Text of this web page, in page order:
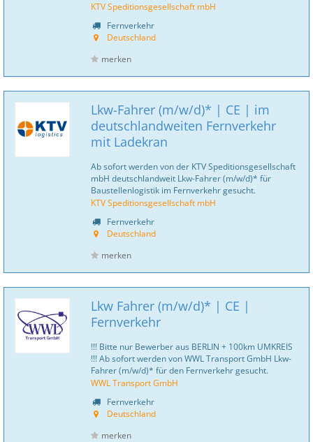
KTV Speditionsgesellschaft mbH
Fernverkehr
Deutschland
merken
Lkw-Fahrer (m/w/d)* | CE | im
deutschlandweiten Fernverkehr
mit Ladekran
Ab sofort werden von der KTV Speditionsgesellschaft
mbH deutschlandweit Lkw-Fahrer (m/w/d)* für
Baustellenlogistik im Fernverkehr gesucht.
KTV Speditionsgesellschaft mbH
Fernverkehr
Deutschland
merken
Lkw Fahrer (m/w/d)* | CE |
Fernverkehr
!!! Bitte nur Bewerber aus BERLIN + 100km UMKREIS
!!! Ab sofort werden von WWL Transport GmbH Lkw-
Fahrer (m/w/d)* für den Fernverkehr gesucht.
WWL Transport GmbH
Fernverkehr
Deutschland
merken